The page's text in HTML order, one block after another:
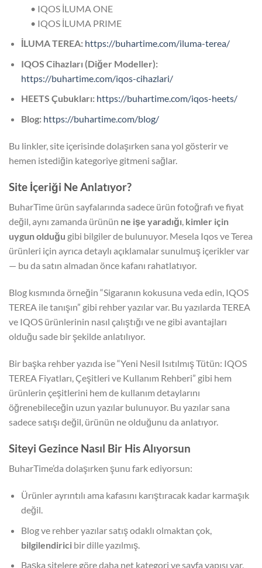
• IQOS İLUMA ONE
• IQOS İLUMA PRIME
İLUMA TEREA: https://buhartime.com/iluma-terea/
IQOS Cihazları (Diğer Modeller):
https://buhartime.com/iqos-cihazlari/
HEETS Çubukları: https://buhartime.com/iqos-heets/
Blog: https://buhartime.com/blog/
Bu linkler, site içerisinde dolaşırken sana yol gösterir ve
hemen istediğin kategoriye gitmeni sağlar.
Site İçeriği Ne Anlatıyor?
BuharTime ürün sayfalarında sadece ürün fotoğrafı ve fiyat
değil, aynı zamanda ürünün ne işe yaradığı, kimler için
uygun olduğu gibi bilgiler de bulunuyor. Mesela Iqos ve Terea
ürünleri için ayrıca detaylı açıklamalar sunulmuş içerikler var
— bu da satın almadan önce kafanı rahatlatıyor.
Blog kısmında örneğin “Sigaranın kokusuna veda edin, IQOS
TEREA ile tanışın” gibi rehber yazılar var. Bu yazılarda TEREA
ve IQOS ürünlerinin nasıl çalıştığı ve ne gibi avantajları
olduğu sade bir şekilde anlatılıyor.
Bir başka rehber yazıda ise “Yeni Nesil Isıtılmış Tütün: IQOS
TEREA Fiyatları, Çeşitleri ve Kullanım Rehberi” gibi hem
ürünlerin çeşitlerini hem de kullanım detaylarını
öğrenebileceğin uzun yazılar bulunuyor. Bu yazılar sana
sadece satışı değil, ürünün ne olduğunu da anlatıyor.
Siteyi Gezince Nasıl Bir His Alıyorsun
BuharTime’da dolaşırken şunu fark ediyorsun:
Ürünler ayrıntılı ama kafasını karıştıracak kadar karmaşık
değil.
Blog ve rehber yazılar satış odaklı olmaktan çok,
bilgilendiricibir dille yazılmış.
Başka sitelere göre daha net kategori ve sayfa yapısı var,